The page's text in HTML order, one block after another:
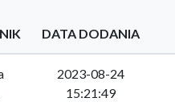
DATA DODANIA
2023-08-24
15:21:49